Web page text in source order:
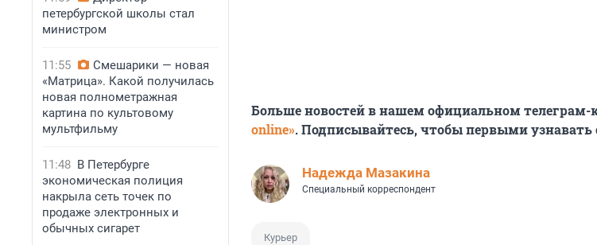
петербургской школы стал
министром
11:55
Смешарики — новая
«Матрица». Какой получилась
новая полнометражная
картина по культовому
мультфильму
11:48 В Петербурге
экономическая полиция
накрыла сеть точек по
продаже электронных и
обычных сигарет
Больше новостей в нашем официальном телеграм-
online». Подписывайтесь, чтобы первыми
Надежда Мазакина
Специальный корреспондент
Курьер